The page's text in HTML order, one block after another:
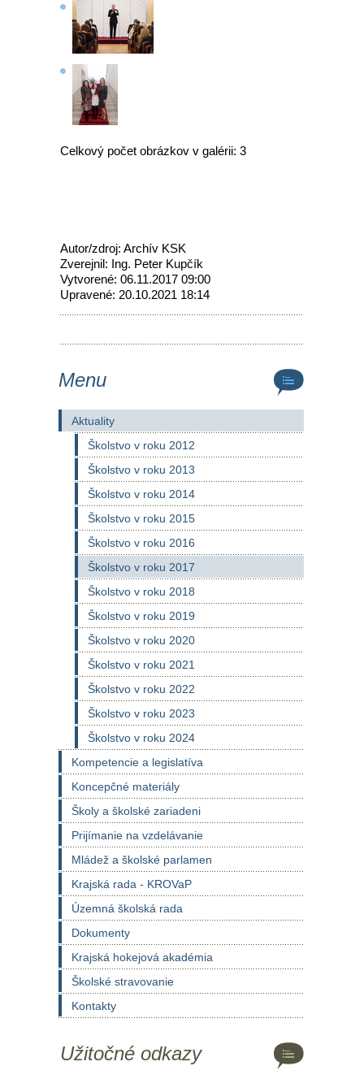
Celkový počet obrázkov v galérii: 3
Autor/zdroj: Archív KSK
Zverejnil: Ing. Peter Kupčík
Vytvorené: 06.11.2017 09:00
Upravené: 20.10.2021 18:14
Menu
Aktuality
Školstvo v roku 2012
Školstvo v roku 2013
Školstvo v roku 2014
Školstvo v roku 2015
Školstvo v roku 2016
Školstvo v roku 2017
Školstvo v roku 2018
Školstvo v roku 2019
Školstvo v roku 2020
Školstvo v roku 2021
Školstvo v roku 2022
Školstvo v roku 2023
Školstvo v roku 2024
Kompetencie a legislatíva
Koncepčné materiály
Školy a školské zariadeni
Prijímanie na vzdelávanie
Mládež a školské parlamen
Krajská rada - KROVaP
Územná školská rada
Dokumenty
Krajská hokejová akadémia
Školské stravovanie
Kontakty
Užitočné odkazy